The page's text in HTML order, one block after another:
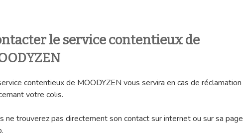
le service contentieux de
contentieux de MOODYZEN vous servira en cas de réclamation
votre colis.
ne trouverez pas directement son contact sur internet ou sur sa page